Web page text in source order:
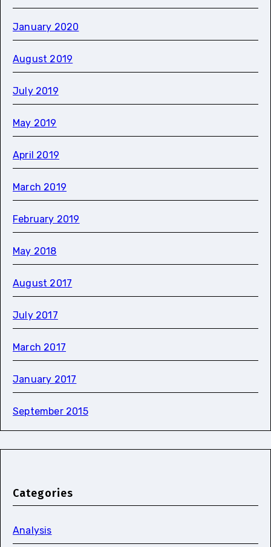
January 2020
August 2019
July 2019
May 2019
April 2019
March 2019
February 2019
May 2018
August 2017
July 2017
March 2017
January 2017
September 2015
Categories
Analysis